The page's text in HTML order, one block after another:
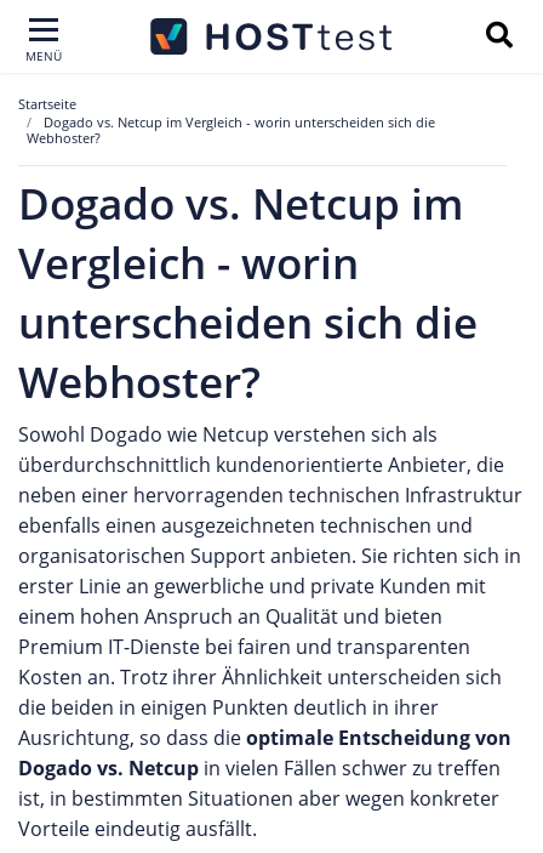
MENÜ
Startseite
Dogado vs. Netcup im Vergleich - worin unterscheiden sich die
Webhoster?
Dogado vs. Netcup im
Vergleich - worin
unterscheiden sich die
Webhoster?
Sowohl Dogado wie Netcup verstehen sich als
überdurchschnittlich kundenorientierte Anbieter, die
neben einer hervorragenden technischen Infrastruktur
ebenfalls einen ausgezeichneten technischen und
organisatorischen Support anbieten. Sie richten sich in
erster Linie an gewerbliche und private Kunden mit
einem hohen Anspruch an Qualität und bieten
Premium IT-Dienste bei fairen und transparenten
Kosten an. Trotz ihrer Ähnlichkeit unterscheiden sich
die beiden in einigen Punkten deutlich in ihrer
Ausrichtung, so dass dieoptimale Entscheidung von
Dogado vs. Netcup in vielen Fällen schwer zu treffen
ist, in bestimmten Situationen aber wegen konkreter
Vorteile eindeutig ausfällt.